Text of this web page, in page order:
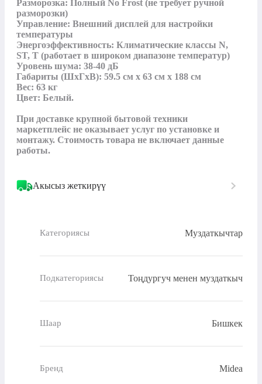
Разморозка: Полный No Frost (не требует ручной
разморозки)
Управление: Внешний дисплей для настройки
температуры
Энергоэффективность: Климатические классы N,
ST, T (работает в широком диапазоне температур)
Уровень шума: 38-40 дБ
Габариты (ШхГхВ): 59.5 см x 63 см x 188 см
Вес: 63 кг
Цвет: Белый.
При доставке крупной бытовой техники
маркетплейс не оказывает услуг по установке и
монтажу. Стоимость товара не включает данные
работы.
Акысыз жеткирүү
Категориясы Муздаткычтар
Подкатегориясы Тоңдургуч менен муздаткыч
Шаар Бишкек
Бренд Midea